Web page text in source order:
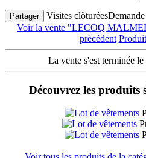
Partager Visites clôturées
Voir la vente "LECOQ
précédent
La vente s'est terminée
Découvrez les produits